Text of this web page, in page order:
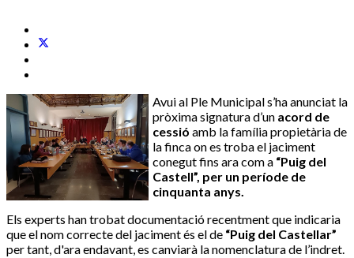
Avui al Ple Municipal s’ha anunciat la
pròxima signatura d’un acord de
cessió amb la família propietària de
la finca on es troba el jaciment
conegut fins ara com a “Puig del
Castell”, per un període de
cinquanta anys.
Els experts han trobat documentació recentment que indicaria
que el nom correcte del jaciment és el de “Puig del Castellar”
per tant, d'ara endavant, es canviarà la nomenclatura de l’indret.